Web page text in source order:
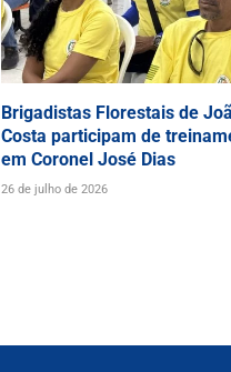
Brigadistas Florestais de
Costa participam de
em Coronel José Dias
26 de julho de 2026